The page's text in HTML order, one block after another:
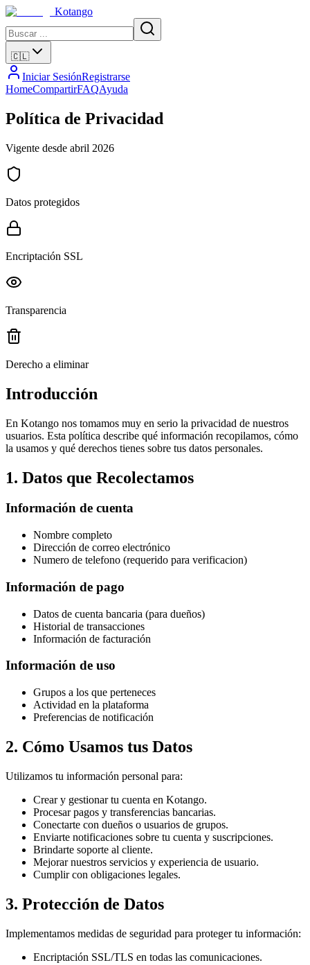
Kotango
🇨🇱
Iniciar SesiónRegistrarse
HomeCompartirFAQAyuda
Política de Privacidad
Vigente desde abril 2026
Datos protegidos
Encriptación SSL
Transparencia
Derecho a eliminar
Introducción
En Kotango nos tomamos muy en serio la privacidad de nuestros
usuarios. Esta política describe qué información recopilamos, cómo
la usamos y qué derechos tienes sobre tus datos personales.
1. Datos que Recolectamos
Información de cuenta
Nombre completo
Dirección de correo electrónico
Numero de telefono (requerido para verificacion)
Información de pago
Datos de cuenta bancaria (para dueños)
Historial de transacciones
Información de facturación
Información de uso
Grupos a los que perteneces
Actividad en la plataforma
Preferencias de notificación
2. Cómo Usamos tus Datos
Utilizamos tu información personal para:
Crear y gestionar tu cuenta en Kotango.
Procesar pagos y transferencias bancarias.
Conectarte con dueños o usuarios de grupos.
Enviarte notificaciones sobre tu cuenta y suscripciones.
Brindarte soporte al cliente.
Mejorar nuestros servicios y experiencia de usuario.
Cumplir con obligaciones legales.
3. Protección de Datos
Implementamos medidas de seguridad para proteger tu información:
Encriptación SSL/TLS en todas las comunicaciones.